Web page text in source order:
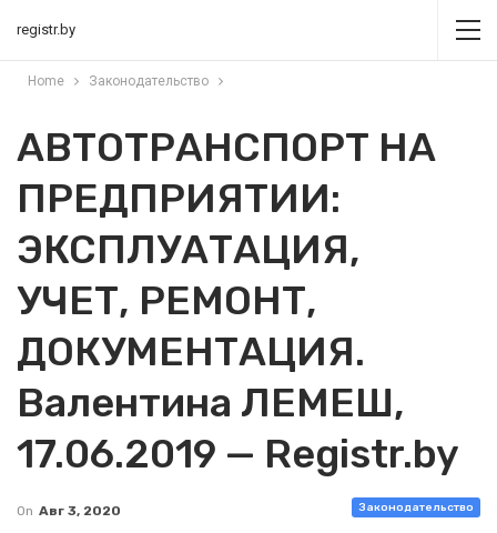
registr.by
Home Законодательство
АВТОТРАНСПОРТ НА
ПРЕДПРИЯТИИ:
ЭКСПЛУАТАЦИЯ,
УЧЕТ, РЕМОНТ,
ДОКУМЕНТАЦИЯ.
Валентина ЛЕМЕШ,
17.06.2019 — Registr.by
Законодательство
On Авг 3, 2020